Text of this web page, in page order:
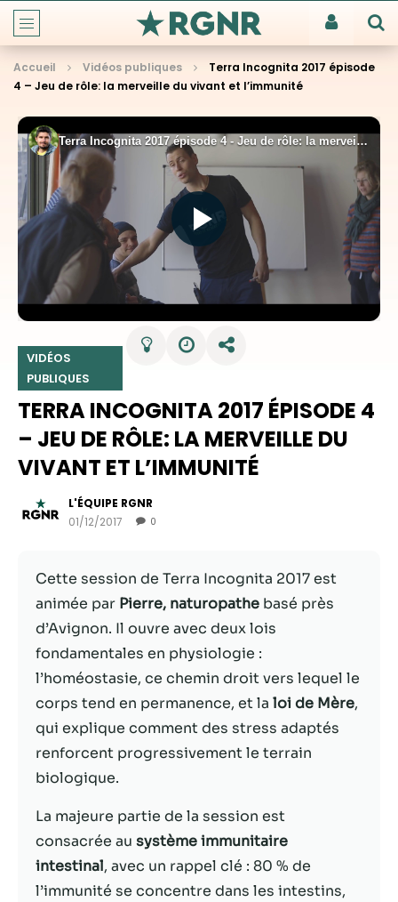
Accueil Vidéos publiques
Terra Incognita 2017 épisode
4 – Jeu de rôle: la merveille du vivant et l’immunité
VIDÉOS
PUBLIQUES
TERRA INCOGNITA 2017 ÉPISODE 4
– JEU DE RÔLE: LA MERVEILLE DU
VIVANT ET L’IMMUNITÉ
L'ÉQUIPE RGNR
01/12/2017
0
Cette session de Terra Incognita 2017 est
animée par Pierre, naturopathe basé près
d’Avignon. Il ouvre avec deux lois
fondamentales en physiologie :
l’homéostasie, ce chemin droit vers lequel le
corps tend en permanence, et la loi de Mère,
qui explique comment des stress adaptés
renforcent progressivement le terrain
biologique.
La majeure partie de la session est
consacrée au système immunitaire
intestinal, avec un rappel clé : 80 % de
l’immunité se concentre dans les intestins,
Ces cookies ne
sont pas
facultatifs. Ils
nécessaires au
fonctionnement
Statistiques
puissions
améliorer la